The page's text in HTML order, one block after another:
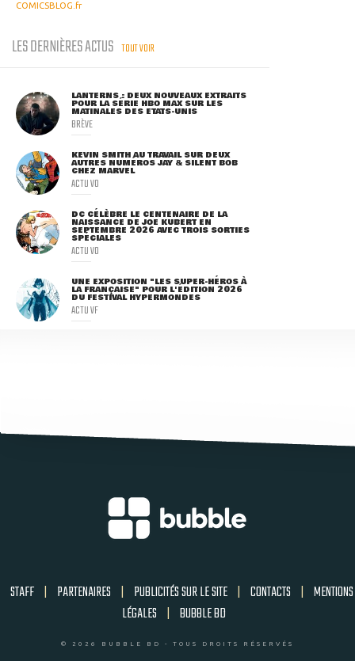
COMICSBLOG.fr
LES DERNIÈRES ACTUS TOUT VOIR
LANTERNS : DEUX NOUVEAUX EXTRAITS
POUR LA SÉRIE HBO MAX SUR LES
MATINALES DES ETATS-UNIS
BRÈVE
KEVIN SMITH AU TRAVAIL SUR DEUX
AUTRES NUMÉROS JAY & SILENT BOB
CHEZ MARVEL
ACTU VO
DC CÉLÈBRE LE CENTENAIRE DE LA
NAISSANCE DE JOE KUBERT EN
SEPTEMBRE 2026 AVEC TROIS SORTIES
SPÉCIALES
ACTU VO
UNE EXPOSITION "LES SUPER-HÉROS À
LA FRANÇAISE" POUR L'ÉDITION 2026
DU FESTIVAL HYPERMONDES
ACTU VF
STAFF | PARTENAIRES | PUBLICITÉS SUR LE SITE | CONTACTS | MENTIONS
LÉGALES | BUBBLE BD
© 2026 BUBBLE BD - TOUS DROITS RÉSERVÉS